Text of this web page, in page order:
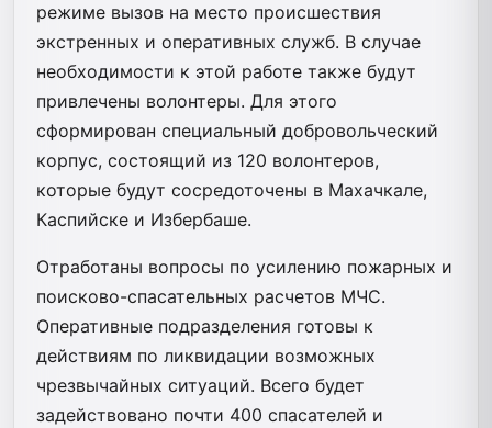
режиме вызов на место происшествия
экстренных и оперативных служб. В случае
необходимости к этой работе также будут
привлечены волонтеры. Для этого
сформирован специальный добровольческий
корпус, состоящий из 120 волонтеров,
которые будут сосредоточены в Махачкале,
Каспийске и Избербаше.
Отработаны вопросы по усилению пожарных и
поисково-спасательных расчетов МЧС.
Оперативные подразделения готовы к
действиям по ликвидации возможных
чрезвычайных ситуаций. Всего будет
задействовано почти 400 спасателей и